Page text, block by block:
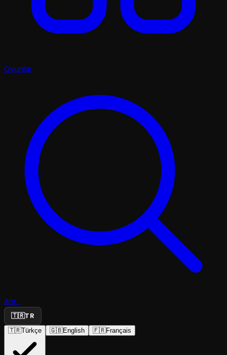
Oyunlar
Ara...
🇹🇷TR
🇹🇷Türkçe 🇬🇧English 🇫🇷Français